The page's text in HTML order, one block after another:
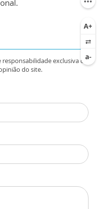
responsabilidade exclusiva de
do site.